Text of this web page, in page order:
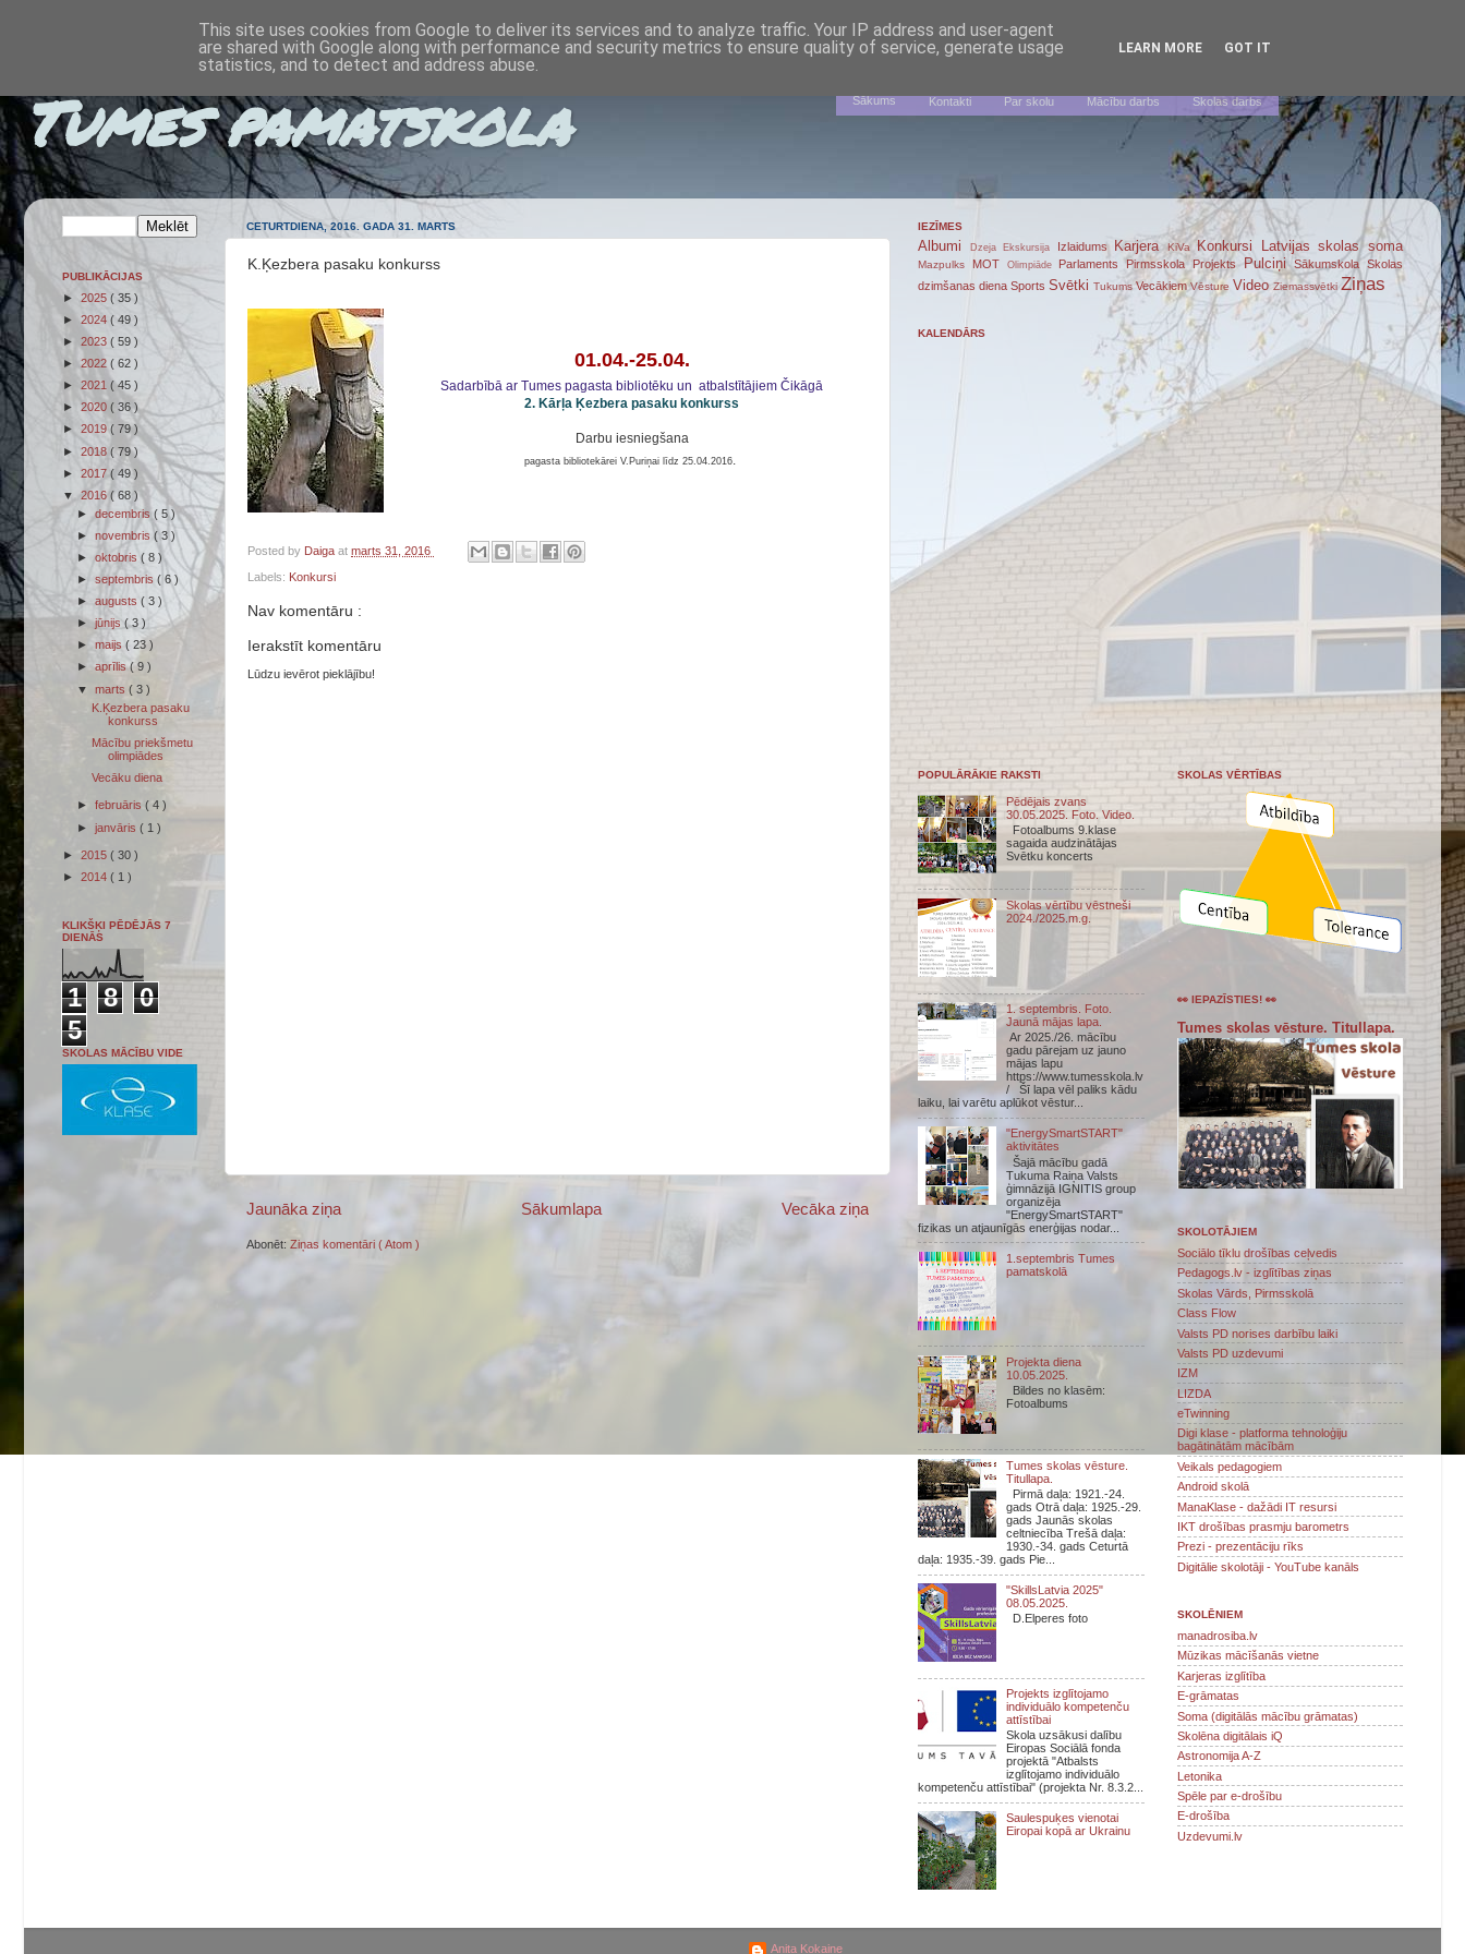
Tumes pamatskola Sākums Kontakti Par skolu Mācību darbs Skolas darbs
CETURTDIENA, 2016. GADA 31. MARTS
K.Ķezbera pasaku konkurss
01.04.-25.04.
Sadarbībā ar Tumes pagasta bibliotēku un atbalstītājiem Čikāgā
2. Kārļa Ķezbera pasaku konkurss
Darbu iesniegšana
pagasta bibliotekārei V.Puriņai līdz 25.04.2016.
Posted by Daiga at marts 31, 2016
Labels: Konkursi
Nav komentāru :
Ierakstīt komentāru
Lūdzu ievērot pieklājību!
Jaunāka ziņa Vecāka ziņa
Sākumlapa
Abonēt: Ziņas komentāri ( Atom )
PUBLIKĀCIJAS
► 2025 ( 35 )
► 2024 ( 49 )
► 2023 ( 59 )
►2022 ( 62 )
► 2021 ( 45 )
► 2020 ( 36 )
► 2019 ( 79 )
► 2018 ( 79 )
► 2017 ( 49 )
▼2016 ( 68 )
► decembris ( 5 )
► novembris ( 3 )
► oktobris ( 8 )
► septembris ( 6 )
► augusts ( 3 )
►jūnijs ( 3 )
► maijs ( 23 )
► aprīlis( 9 )
▼ marts ( 3 )
K.Ķezbera pasaku
konkurss
Mācību priekšmetu
olimpiādes
Vecāku diena
► februāris ( 4 )
► janvāris ( 1 )
► 2015 ( 30 )
► 2014 ( 1 )
KLIKŠĶI PĒDĒJĀS 7
DIENĀS
1 8
0
5
SKOLAS MĀCĪBU VIDE
IEZĪMES
Albumi Dzeja Ekskursija Izlaidums KarjeraKiVaKonkursi Latvijas skolas soma
Mazpulks MOT Olimpiāde ParlamentsPirmsskola Projekts PulciņiSākumskola Skolas
dzimšanas diena Sports Svētki TukumsVecākiemVēsture VideoZiemassvētki Ziņas
KALENDĀRS
POPULĀRĀKIE RAKSTI
Pēdējais zvans
30.05.2025. Foto. Video.
Fotoalbums 9.klase
sagaida audzinātājas
Svētku koncerts
Skolas vērtību vēstneši
2024./2025.m.g.
1. septembris. Foto.
Jaunā mājas lapa.
Ar 2025./26. mācību
gadu pārejam uz jauno
mājas lapu
https://www.tumesskola.lv
/ Šī lapa vēl paliks kādu
laiku, lai varētu aplūkot vēstur...
"EnergySmartSTART"
aktivitātes
Šajā mācību gadā
Tukuma Raiņa Valsts
ģimnāzijā IGNITIS group
organizēja
"EnergySmartSTART"
fizikas un atjaunīgās enerģijas nodar...
1.septembris Tumes
pamatskolā
Projekta diena
10.05.2025.
Bildes no klasēm:
Fotoalbums
Tumes skolas vēsture.
Titullapa.
Pirmā daļa: 1921.-24.
gads Otrā daļa: 1925.-29.
gads Jaunās skolas
celtniecība Trešā daļa:
1930.-34. gads Ceturtā
daļa: 1935.-39. gads Pie...
"SkillsLatvia 2025"
08.05.2025.
D.Elperes foto
Projekts izglītojamo
individuālo kompetenču
attīstībai
Skola uzsākusi dalību
Eiropas Sociālā fonda
projektā "Atbalsts
izglītojamo individuālo
kompetenču attīstībai" (projekta Nr. 8.3.2...
Saulespuķes vienotai
Eiropai kopā ar Ukrainu
SKOLAS VĒRTĪBAS
👀 IEPAZĪSTIES! 👀
Tumes skolas vēsture. Titullapa.
SKOLOTĀJIEM
Sociālo tīklu drošības ceļvedis
Pedagogs.lv - izglītības ziņas
Skolas Vārds, Pirmsskolā
Class Flow
Valsts PD norises darbību laiki
Valsts PD uzdevumi
IZM
LIZDA
eTwinning
Digi klase - platforma tehnoloģiju
bagātinātām mācībām
Veikals pedagogiem
Android skolā
ManaKlase - dažādi IT resursi
IKT drošības prasmju barometrs
Prezi - prezentāciju rīks
Digitālie skolotāji - YouTube kanāls
SKOLĒNIEM
manadrosiba.lv
Mūzikas mācīšanās vietne
Karjeras izglītība
E-grāmatas
Soma (digitālās mācību grāmatas)
Skolēna digitālais iQ
Astronomija A-Z
Letonika
Spēle par e-drošību
E-drošība
Uzdevumi.lv
Anita Kokaine
This site uses cookies from Google to deliver its services and to analyze traffic. Your IP address and user-agent
are shared with Google along with performance and security metrics to ensure quality of service, generate usage
statistics, and to detect and address abuse.
LEARN MORE GOT IT